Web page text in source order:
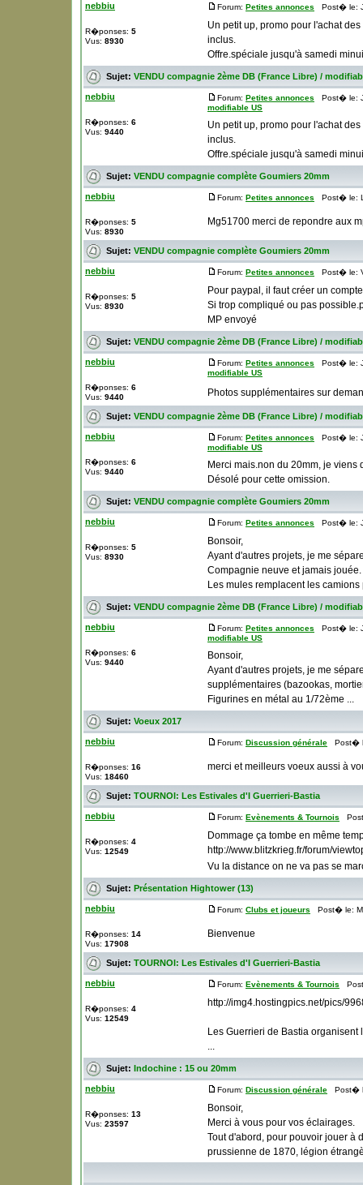
nebbiu
R�ponses: 5
Vus: 8930
Forum: Petites annonces Post� le:
Un petit up, promo pour l'achat
inclus.
Offre.spéciale jusqu'à samedi
Sujet: VENDU compagnie 2ème DB (France Libre) /
nebbiu
R�ponses: 6
Vus: 9440
Forum: Petites annonces Post� le:
modifiable US
Un petit up, promo pour l'achat
inclus.
Offre.spéciale jusqu'à samedi
Sujet: VENDU compagnie complète Goumiers 20mm
nebbiu
R�ponses: 5
Vus: 8930
Forum: Petites annonces Post� le:
Mg51700 merci de repondre aux
Sujet: VENDU compagnie complète Goumiers 20mm
nebbiu
R�ponses: 5
Vus: 8930
Forum: Petites annonces Post� le:
Pour paypal, il faut créer un
Si trop compliqué ou pas
MP envoyé
Sujet: VENDU compagnie 2ème DB (France Libre) /
nebbiu
R�ponses: 6
Vus: 9440
Forum: Petites annonces Post� le:
modifiable US
Photos supplémentaires sur
Sujet: VENDU compagnie 2ème DB (France Libre) /
nebbiu
R�ponses: 6
Vus: 9440
Forum: Petites annonces Post� le:
modifiable US
Merci mais.non du 20mm, je
Désolé pour cette omission.
Sujet: VENDU compagnie complète Goumiers 20mm
nebbiu
R�ponses: 5
Vus: 8930
Forum: Petites annonces Post� le:
Bonsoir,
Ayant d'autres projets, je me
Compagnie neuve et jamais jouée.
Les mules remplacent les camions
Sujet: VENDU compagnie 2ème DB (France Libre) /
nebbiu
R�ponses: 6
Vus: 9440
Forum: Petites annonces Post� le:
modifiable US
Bonsoir,
Ayant d'autres projets, je me
supplémentaires (bazookas,
Figurines en métal au 1/72ème ...
Sujet: Voeux 2017
nebbiu
R�ponses: 16
Vus: 18460
Forum: Discussion générale Post�
merci et meilleurs voeux aussi à
Sujet: TOURNOI: Les Estivales d'I Guerrieri-Bastia
nebbiu
R�ponses: 4
Vus: 12549
Forum: Evènements & Tournois
Dommage ça tombe en même
http://www.blitzkrieg.fr/forum/
Vu la distance on ne va pas se
Sujet: Présentation Hightower (13)
nebbiu
R�ponses: 14
Vus: 17908
Forum: Clubs et joueurs Post� le:
Bienvenue
Sujet: TOURNOI: Les Estivales d'I Guerrieri-Bastia
nebbiu
R�ponses: 4
Vus: 12549
Forum: Evènements & Tournois
http://img4.hostingpics.net/pics/
Les Guerrieri de Bastia
...
Sujet: Indochine : 15 ou 20mm
nebbiu
R�ponses: 13
Vus: 23597
Forum: Discussion générale Post�
Bonsoir,
Merci à vous pour vos éclairages.
Tout d'abord, pour pouvoir jouer à
prussienne de 1870, légion